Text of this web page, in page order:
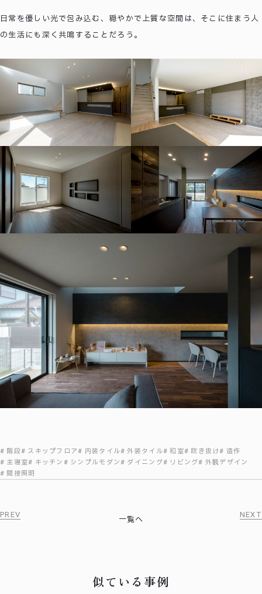
日常を優しい光で包み込む、穏やかで上質な空間は、そこに住まう人
の生活にも深く共鳴することだろう。
階段 スキップフロア 内装タイル 外装タイル 和室 吹き抜け
造作
主寝室
キッチン シンプルモダン ダイニング リビング
外観デザイン
間接照明
PREV
一覧へ
NEXT
似ている事例